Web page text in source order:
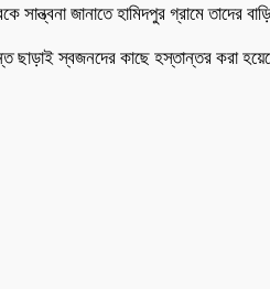
জানাতে হামিদপুর গ্রামে তাদের
ছাড়াই স্বজনদের কাছে হস্তান্তর করা